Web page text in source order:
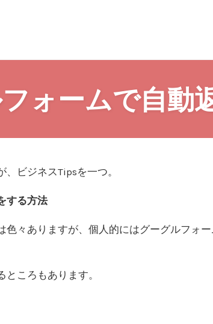
ォームで自動
ビジネスTipsを一つ。
する方法
色々ありますが、個人的にはグーグルフォ
ころもあります。